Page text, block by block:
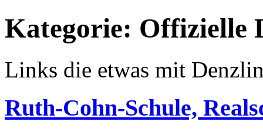
Kategorie: Offizielle
Links die etwas mit
Ruth-Cohn-Schule,